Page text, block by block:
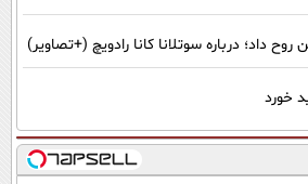
داد؛ درباره سوتلانا کانا رادویچ (+تصاویر)
خورد